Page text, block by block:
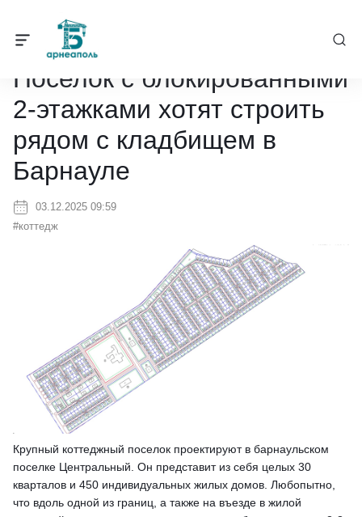
Барнеаполь / Поселок с блокированными 2-этажками
Поселок с блокированными
2-этажками хотят строить
рядом с кладбищем в
Барнауле
03.12.2025 09:59
#коттедж
Крупный коттеджный поселок проектируют в барнаульском
поселке Центральный. Он представит из себя целых 30
кварталов и 450 индивидуальных жилых домов. Любопытно,
что вдоль одной из границ, а также на въезде в жилой